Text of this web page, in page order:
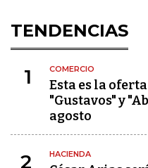
TENDENCIAS
1 COMERCIO
Esta es la
"Gustavos" y
agosto
2 HACIENDA